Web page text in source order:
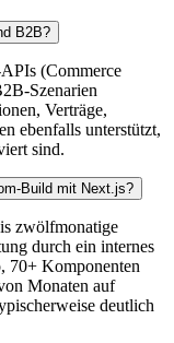
B2B?
(Commerce
Szenarien
Verträge,
ebenfalls unterstützt,
sind.
Build mit Next.js?
zwölfmonatige
durch ein internes
70+ Komponenten
Monaten auf
deutlich